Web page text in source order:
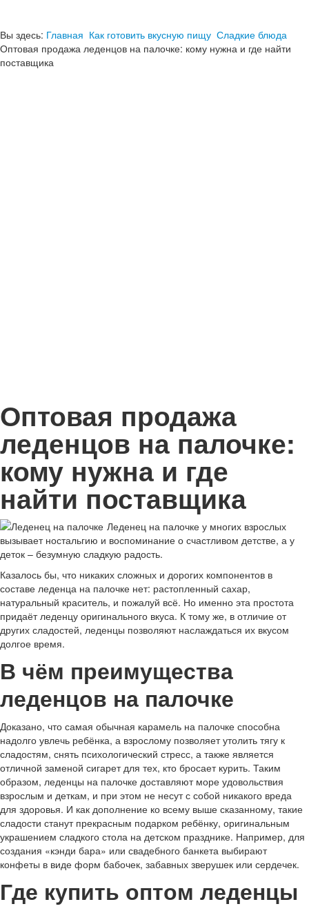
Вы здесь: Главная Как готовить вкусную пищу Сладкие блюда
Оптовая продажа леденцов на палочке: кому нужна и где найти
поставщика
Оптовая продажа
леденцов на палочке:
кому нужна и где
найти поставщика
Леденец на палочке у многих взрослых
вызывает ностальгию и воспоминание о счастливом детстве, а у
деток – безумную сладкую радость.
Казалось бы, что никаких сложных и дорогих компонентов в
составе леденца на палочке нет: растопленный сахар,
натуральный краситель, и пожалуй всё. Но именно эта простота
придаёт леденцу оригинального вкуса. К тому же, в отличие от
других сладостей, леденцы позволяют наслаждаться их вкусом
долгое время.
В чём преимущества
леденцов на палочке
Доказано, что самая обычная карамель на палочке способна
надолго увлечь ребёнка, а взрослому позволяет утолить тягу к
сладостям, снять психологический стресс, а также является
отличной заменой сигарет для тех, кто бросает курить. Таким
образом, леденцы на палочке доставляют море удовольствия
взрослым и деткам, и при этом не несут с собой никакого вреда
для здоровья. И как дополнение ко всему выше сказанному, такие
сладости станут прекрасным подарком ребёнку, оригинальным
украшением сладкого стола на детском празднике. Например, для
создания «кэнди бара» или свадебного банкета выбирают
конфеты в виде форм бабочек, забавных зверушек или сердечек.
Где купить оптом леденцы